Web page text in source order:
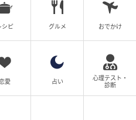
る
シピ グルメ おでかけ
愛 占い
心理テスト・
診断